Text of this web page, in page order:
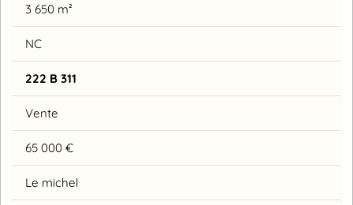
3 650 m²
NC
222 B 311
Vente
65 000 €
Le michel